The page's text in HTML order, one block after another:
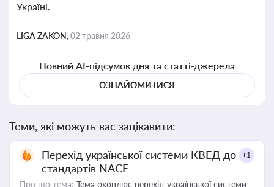
Україні.
LIGA ZAKON,02 травня 2026
Повний AI-підсумок дня та статті-джерела
ОЗНАЙОМИТИСЯ
Теми, які можуть вас зацікавити:
Перехід української системи КВЕД до
стандартів NACE
+1
Про що тема: Тема охоплює перехід української системи